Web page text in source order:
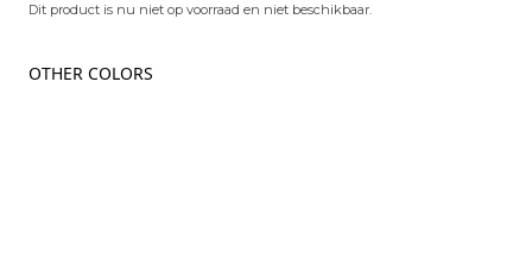
Dit product is nu niet op voorraad en niet beschikbaar.
OTHER COLORS